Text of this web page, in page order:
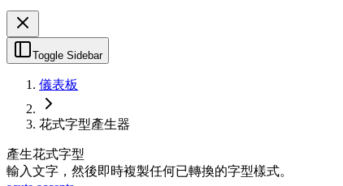
Toggle Sidebar
儀表板
花式字型產生器
產生花式字型
輸入文字，然後即時複製任何已轉換的字型樣式。